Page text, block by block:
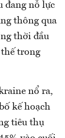
đang nỗ lực
thông qua
thời đầu
trong
nổ ra,
kế hoạch
tiêu thụ